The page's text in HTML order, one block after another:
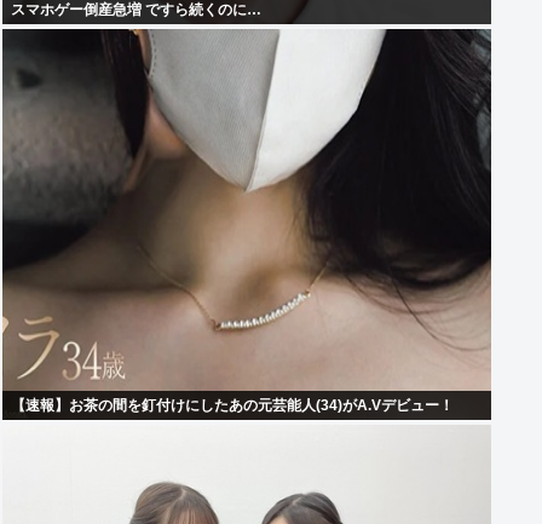
スマホゲー倒産急増 ですら続くのに…
【速報】お茶の間を釘付けにしたあの元芸能人(34)がA.Vデビュー！